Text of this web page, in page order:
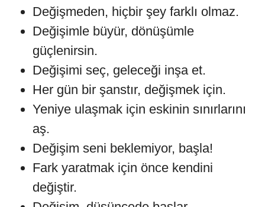
Değişmeden, hiçbir şey farklı olmaz.
Değişimle büyür, dönüşümle
güçlenirsin.
Değişimi seç, geleceği inşa et.
Her gün bir şanstır, değişmek için.
Yeniye ulaşmak için eskinin sınırlarını
aş.
Değişim seni beklemiyor, başla!
Fark yaratmak için önce kendini
değiştir.